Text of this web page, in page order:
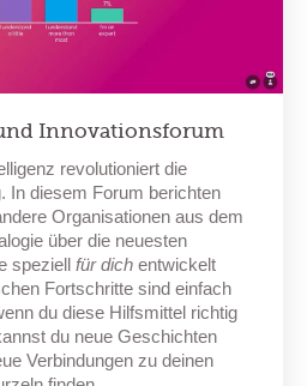
Innovationsforum
revolutioniert die
In diesem Forum berichten
Organisationen aus dem
über die neuesten
speziell für dich entwickelt
Fortschritte sind einfach
du diese Hilfsmittel richtig
du neue Geschichten
Verbindungen zu deinen